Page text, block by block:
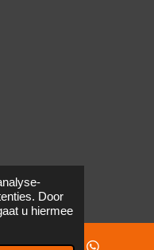
Door
u hiermee